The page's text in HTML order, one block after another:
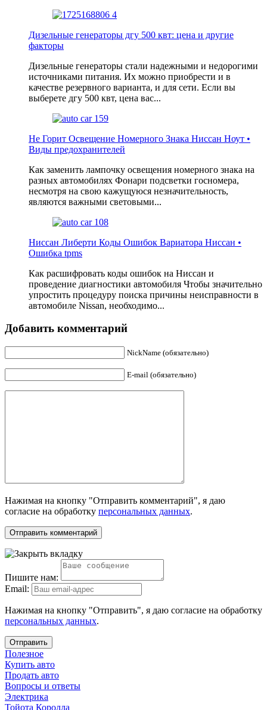
Дизельные генераторы дгу 500 квт: цена и другие
факторы
Дизельные генераторы стали надежными и недорогими
источниками питания. Их можно приобрести и в
качестве резервного варианта, и для сети. Если вы
выберете дгу 500 квт, цена вас...
Не Горит Освещение Номерного Знака Ниссан Ноут •
Виды предохранителей
Как заменить лампочку освещения номерного знака на
разных автомобилях Фонари подсветки госномера,
несмотря на свою кажущуюся незначительность,
являются важными световыми...
Ниссан Либерти Коды Ошибок Вариатора Ниссан •
Ошибка tpms
Как расшифровать коды ошибок на Ниссан и
проведение диагностики автомобиля Чтобы значительно
упростить процедуру поиска причины неисправности в
автомобиле Nissan, необходимо...
Добавить комментарий
NickName (обязательно)
E-mail (обязательно)
Нажимая на кнопку "Отправить комментарий", я даю
согласие на обработку персональных данных.
Пишите нам:
Email:
Нажимая на кнопку "Отправить", я даю согласие на обработку
персональных данных.
Отправить
Полезное
Купить авто
Продать авто
Вопросы и ответы
Электрика
Тойота Королла